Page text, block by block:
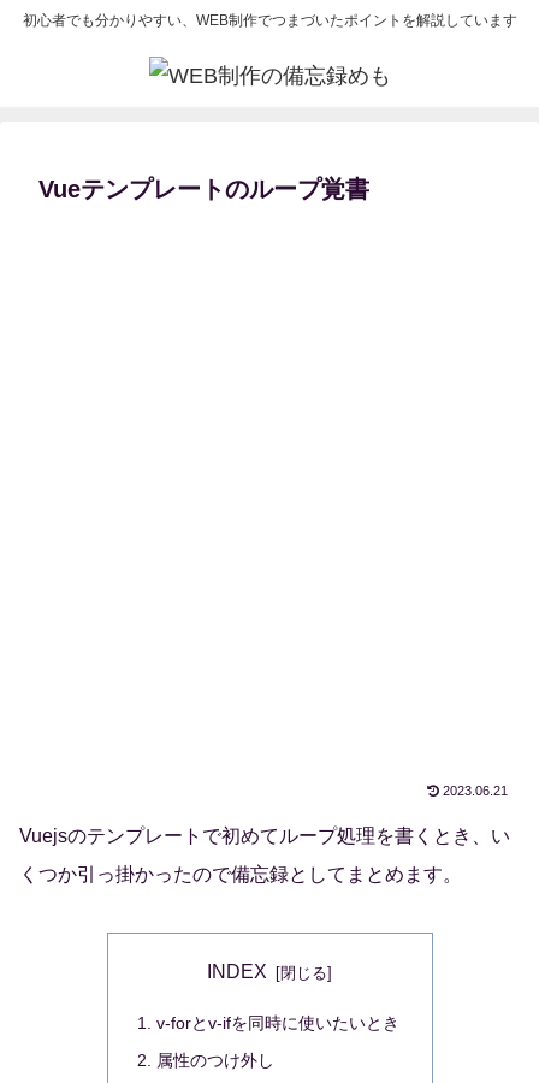
初心者でも分かりやすい、WEB制作でつまづいたポイントを解説しています
Vueテンプレートのループ覚書
2023.06.21
Vuejsのテンプレートで初めてループ処理を書くとき、い
くつか引っ掛かったので備忘録としてまとめます。
INDEX
v-forとv-ifを同時に使いたいとき
属性のつけ外し